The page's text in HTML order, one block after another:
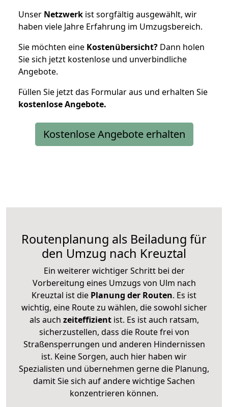
Unser Netzwerk ist sorgfältig ausgewählt, wir
haben viele Jahre Erfahrung im Umzugsbereich.
Sie möchten eine Kostenübersicht? Dann holen
Sie sich jetzt kostenlose und unverbindliche
Angebote.
Füllen Sie jetzt das Formular aus und erhalten Sie
kostenloseAngebote.
Kostenlose Angebote erhalten
Routenplanung als Beiladung für
den Umzug nach Kreuztal
Ein weiterer wichtiger Schritt bei der
Vorbereitung eines Umzugs von Ulm nach
Kreuztal ist die Planung der Routen. Es ist
wichtig, eine Route zu wählen, die sowohl sicher
als auch zeiteffizientist. Es ist auch ratsam,
sicherzustellen, dass die Route frei von
Straßensperrungen und anderen Hindernissen
ist. Keine Sorgen, auch hier haben wir
Spezialisten und übernehmen gerne die Planung,
damit Sie sich auf andere wichtige Sachen
konzentrieren können.